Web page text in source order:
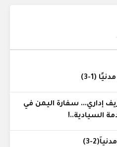
(1-3)
إداري... سفارة اليمن في
السيادية..!
3)